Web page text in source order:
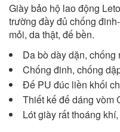
Giày bảo hộ lao động
trường đầy đủ chống
mỏi, da thật, đế bền.
Da bò dày dặn, chống
Chống đinh, chống
Đế PU đúc liền khối
Thiết kế đế dáng vòm
Lót giày rất thoáng